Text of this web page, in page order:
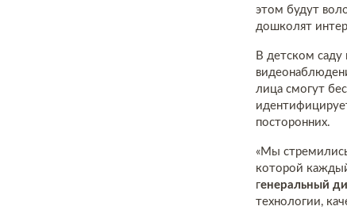
этом будут
дошколят
В детском саду
лица смогут
посторонних.
«Мы
которой
генеральный
технологии,